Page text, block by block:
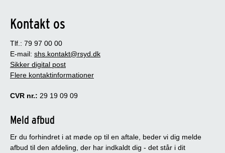
Kontakt os
Tlf.: 79 97 00 00
E-mail: shs.kontakt@rsyd.dk
Sikker digital post
Flere kontaktinformationer
CVR nr.: 29 19 09 09
Meld afbud
Er du forhindret i at møde op til en aftale, beder vi dig melde
afbud til den afdeling, der har indkaldt dig - det står i dit